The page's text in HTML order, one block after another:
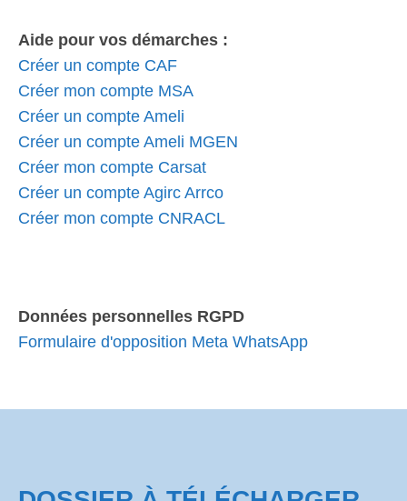
Aide pour vos démarches :
Créer un compte CAF
Créer mon compte MSA
Créer un compte Ameli
Créer un compte Ameli MGEN
Créer mon compte Carsat
Créer un compte Agirc Arrco
Créer mon compte CNRACL
Données personnelles RGPD
Formulaire d'opposition Meta WhatsApp